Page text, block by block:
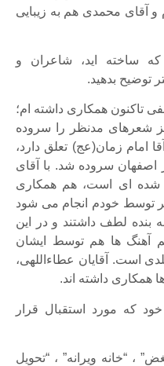
آقای محمدی هم به زیبایی
ساخته اید، شاعران و
توضیح بدهید.
تاکنون همکاری داشته ام؛
شعرهای مدنظر را سروده
امام زمان(عج) تعلق دارد،
سروده شد. با آقای
ای است، هم همکاری
توسط خودم انجام می شود
بنده لطف داشتند و در این
آهنگ ها هم توسط ایشان
است. آقایان عطاءاللهی،
همکاری داشته اند.
که مورد استقبال قرار
، “خانه ویرانه” ، “تحویل